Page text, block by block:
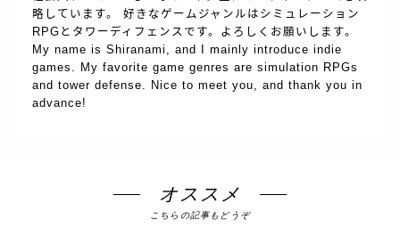
略しています。 好きなゲームジャンルはシミュレーション
RPGとタワーディフェンスです。よろしくお願いします。
My name is Shiranami, and I mainly introduce indie
games. My favorite game genres are simulation RPGs
and tower defense. Nice to meet you, and thank you in
advance!
オススメ
こちらの記事もどうぞ